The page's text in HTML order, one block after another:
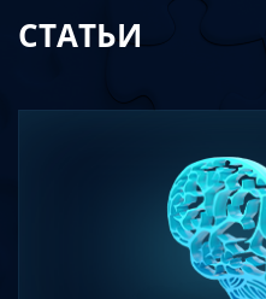
СТАТЬИ